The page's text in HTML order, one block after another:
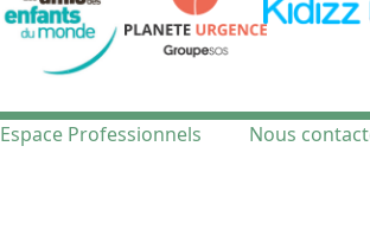
Espace Professionnels Nous